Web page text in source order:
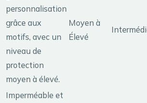
personnalisation
grâce aux
motifs, avec un
niveau de
protection
moyen à élevé.
Moyen à
Élevé
Imperméable et